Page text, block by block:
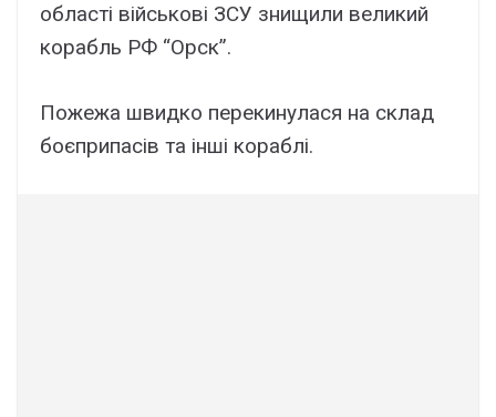
області військові ЗСУ знищили великий
корабль РФ “Орск”.
Пожежа швидко перекинулася на склад
боєприпасів та інші кораблі.